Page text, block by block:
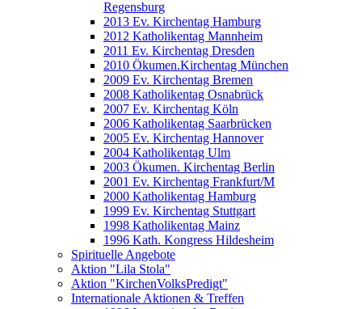
Regensburg
2013 Ev. Kirchentag Hamburg
2012 Katholikentag Mannheim
2011 Ev. Kirchentag Dresden
2010 Ökumen.Kirchentag München
2009 Ev. Kirchentag Bremen
2008 Katholikentag Osnabrück
2007 Ev. Kirchentag Köln
2006 Katholikentag Saarbrücken
2005 Ev. Kirchentag Hannover
2004 Katholikentag Ulm
2003 Ökumen. Kirchentag Berlin
2001 Ev. Kirchentag Frankfurt/M
2000 Katholikentag Hamburg
1999 Ev. Kirchentag Stuttgart
1998 Katholikentag Mainz
1996 Kath. Kongress Hildesheim
Spirituelle Angebote
Aktion "Lila Stola"
Aktion "KirchenVolksPredigt"
Internationale Aktionen & Treffen